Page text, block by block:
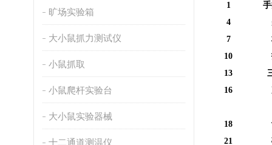
旷场实验箱
大小鼠抓力测试仪
小鼠抓取
小鼠爬杆实验台
大小鼠实验器械
十二通道测温仪
1
4
7
10
13
16
18
21